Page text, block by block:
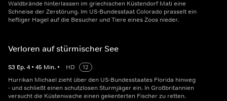
Waldbrände hinterlassen im griechischen Küstendorf Mati eine
Schneise der Zerstörung. Im US-Bundesstaat Colorado prasselt ein
heftiger Hagel auf die Besucher und Tiere eines Zoos nieder.
Verloren auf stürmischer See
S3 Ep.4 • 45 Min. • HD
12
Hurrikan Michael zieht über den US-Bundesstaates Florida hinweg
- und schließt einen schutzlosen Sturmjäger ein. In Großbritannien
versucht die Küstenwache einen gekenterten Fischer zu retten.